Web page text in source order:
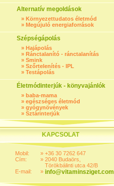
Alternatív megoldások
» Környezettudatos életmód
» Megújuló energiaforrások
Szépségápolás
» Hajápolás
» Ránctalanító - ránctalanítás
» Smink
» Szőrtelenítés - IPL
» Testápolás
Életmódinterjúk - könyvajánlók
» baba-mama
» egészséges életmód
» gyógynövények
» Sztárinterjúk
KAPCSOLAT
Mobil:
Cím:
E-mail:
»
»
»
+36 30 7262 647
2040 Budaörs,
Törökbálinti utca 42/B
info@vitaminsziget.com